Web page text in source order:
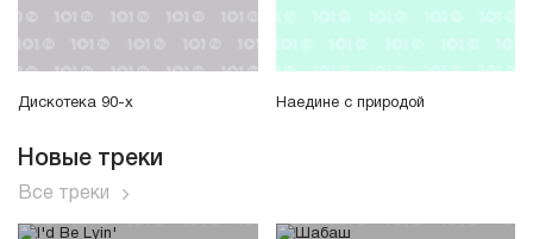
Дискотека 90-х Наедине с природой
Новые треки
Все треки